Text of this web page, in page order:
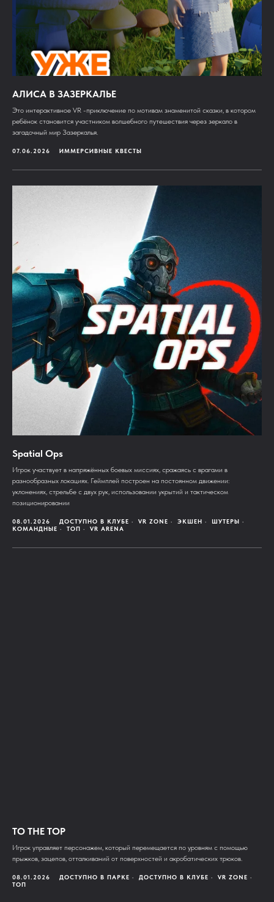
АЛИСА В ЗАЗЕРКАЛЬЕ
Это интерактивное VR -приключение по мотивам знаменитой сказки, в котором
ребёнок становится участником волшебного путешествия через зеркало в
загадочный мир Зазеркалья.
07.06.2026 ИММЕРСИВНЫЕ КВЕСТЫ
Spatial Ops
Игрок участвует в напряжённых боевых миссиях, сражаясь с врагами в
разнообразных локациях. Геймплей построен на постоянном движении:
уклонениях, стрельбе с двух рук, использовании укрытий и тактическом
позиционировании
08.01.2026 ДОСТУПНО В КЛУБЕ VR ZONE ЭКШЕН
ШУТЕРЫ
КОМАНДНЫЕ
ТОП VR ARENA
TO THE TOP
Игрок управляет персонажем, который перемещается по уровням с помощью
прыжков, зацепов, отталкиваний от поверхностей и акробатических трюков.
08.01.2026 ДОСТУПНО В ПАРКЕ ДОСТУПНО В КЛУБЕ
VR ZONE
ТОП